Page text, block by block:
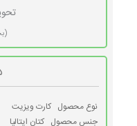
تحویل 1
نوع محصول کارت ویزیت
جنس محصول کتان ایتالیا